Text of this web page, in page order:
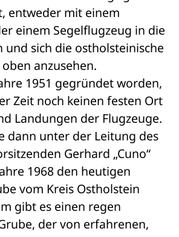
entweder mit einem
einem Segelflugzeug in die
und sich die ostholsteinische
anzusehen.
1951 gegründet worden,
Zeit noch keinen festen Ort
Landungen der Flugzeuge.
dann unter der Leitung des
Gerhard „Cuno“
1968 den heutigen
vom Kreis Ostholstein
gibt es einen regen
der von erfahrenen,